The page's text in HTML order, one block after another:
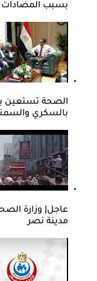
بسبب المضادات
الصحة تستعين
بالسكري
عاجل| وزارة
مدينة نصر